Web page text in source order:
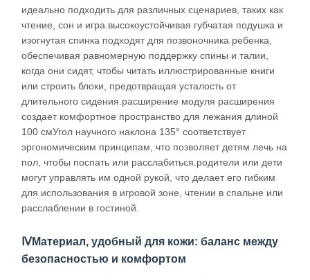
идеально подходить для различных сценариев, таких как
чтение, сон и игра.высокоустойчивая губчатая подушка и
изогнутая спинка подходят для позвоночника ребенка,
обеспечивая равномерную поддержку спины и талии,
когда они сидят, чтобы читать иллюстрированные книги
или строить блоки, предотвращая усталость от
длительного сидения.расширение модуля расширения
создает комфортное пространство для лежания длиной
100 смУгол научного наклона 135° соответствует
эргономическим принципам, что позволяет детям лечь на
пол, чтобы поспать или расслабиться.родители или дети
могут управлять им одной рукой, что делает его гибким
для использования в игровой зоне, чтении в спальне или
расслаблении в гостиной.
ⅣМатериал, удобный для кожи: баланс между
безопасностью и комфортом